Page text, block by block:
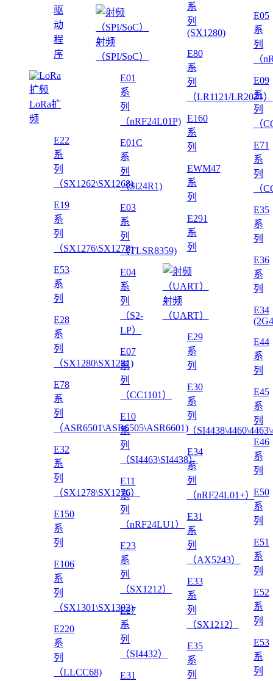
驱
动
程
序
LoRa扩
频
E22
系
列
（SX1262\SX1268)
E19
系
列
（SX1276\SX1278)
E53
系
列
E28
系
列
（SX1280\SX1281)
E78
系
列
（ASR6501\ASR6505\ASR6601)
E32
系
列
（SX1278\SX1276）
E150
系
列
E106
系
列
（SX1301\SX1302)
E220
系
列
（LLCC68)
射频
（SPI/SoC）
E01
系
列
（nRF24L01P)
E01C
系
列
（Si24R1)
E03
系
列
（TLSR8359)
E04
系
列
（S2-
LP）
E07
系
列
（CC1101）
E10
系
列
（SI4463\SI4438）
E11
系
列
（nRF24LU1）
E23
系
列
（SX1212）
E27
系
列
（SI4432）
E31
系
列
(SX1280)
E80
系
列
（LR1121/LR2021）
E160
系
列
EWM47
系
列
E291
系
列
射频
（UART）
E29
系
列
E30
系
列
（
E34
系
列
（nRF24L01+）
E31
系
列
（AX5243）
E33
系
列
（SX1212）
E35
系
列
E05
系
列
（
E09
系
列
（
E71
系
列
（
E35
系
列
E36
系
列
E34
E44
系
列
E45
系
列
E46
系
列
E50
系
列
E51
系
列
E52
系
列
E53
系
列